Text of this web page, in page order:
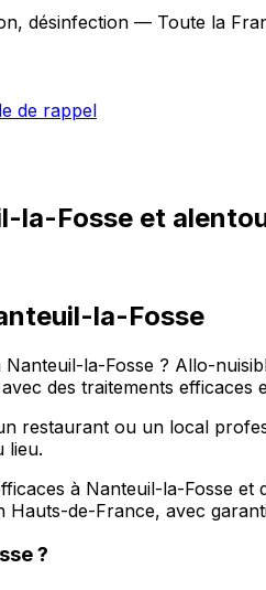
désinfection — Toute la
de rappel
la-Fosse et
la-Fosse
la-Fosse ? Allo-
des traitements efficaces
restaurant ou un local
lieu.
à Nanteuil-la-Fosse
de-France, avec
?